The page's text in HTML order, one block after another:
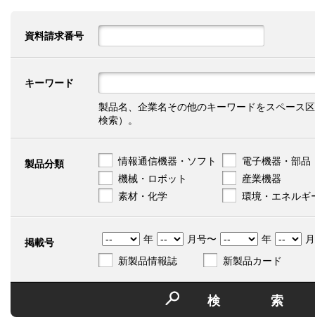
資料請求番号
キーワード
製品名、企業名その他のキーワードをスペース
検索）。
製品分類 情報通信機器・ソフト
電子機器・部品
機械・ロボット
産業機器
素材・化学
環境・エネルギ
掲載号 年 月号〜 年
新製品情報誌
新製品カード
検